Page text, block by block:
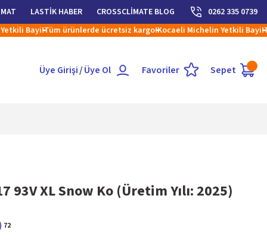
LASTİK HABER CROSSCLİMATE BLOG
0262 335 0739
Bayi!Tüm ürünlerde ücretsiz kargo!Kocaeli Michelin Yetkili Bayi!Tüm
Üye Girişi/Üye Ol Favoriler Sepet
93V XL Snow Ko (Üretim Yılı: 2025)
72